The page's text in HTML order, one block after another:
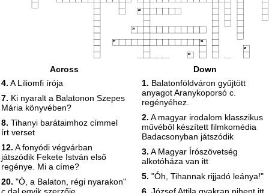
25
26
27 28
29
30
34
Across
4. A Liliomfi írója
7. Ki nyaralt a Balatonon Szepes
Mária könyvében?
8. Tihanyi barátaimhoz címmel
írt verset
12. A fonyódi végvárban
játszódik Fekete István első
regénye. Mi a címe?
20. "Ó, a Balaton, régi nyarakon"
Down
1. Balatonföldváron gyűjtött
anyagot Aranykoporsó c.
regényéhez.
2. A magyar irodalom klasszikus
művéből készített filmkomédia
Badacsonyban játszódik
3. A Magyar Írószövetség
alkotóháza van itt
5. "Óh, Tihannak rijjadó leánya!"